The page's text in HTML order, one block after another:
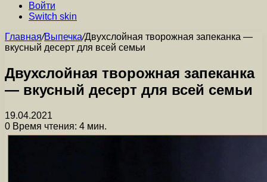
Войти
Switch skin
Главная/Выпечка/Двухслойная творожная запеканка —
вкусный десерт для всей семьи
Двухслойная творожная запеканка
— вкусный десерт для всей семьи
19.04.2021
0 Время чтения: 4 мин.